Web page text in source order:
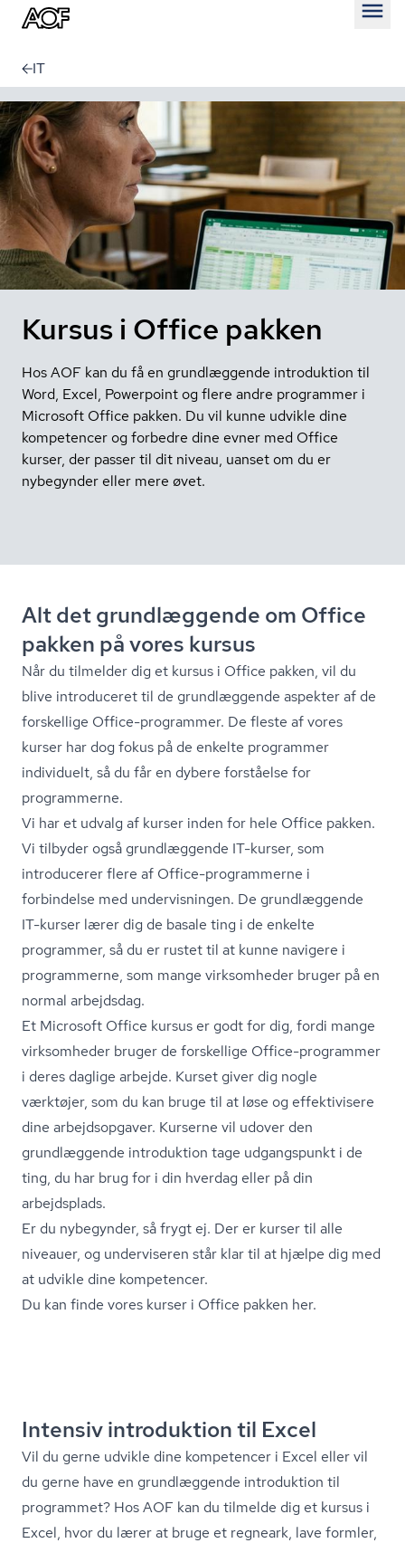
IT
Kursus i Office pakken
Hos AOF kan du få en grundlæggende introduktion til
Word, Excel, Powerpoint og flere andre programmer i
Microsoft Office pakken. Du vil kunne udvikle dine
kompetencer og forbedre dine evner med Office
kurser, der passer til dit niveau, uanset om du er
nybegynder eller mere øvet.
Alt det grundlæggende om Office
pakken på vores kursus
Når du tilmelder dig et kursus i Office pakken, vil du
blive introduceret til de grundlæggende aspekter af de
forskellige Office-programmer. De fleste af vores
kurser har dog fokus på de enkelte programmer
individuelt, så du får en dybere forståelse for
programmerne.
Vi har et udvalg af kurser inden for hele Office pakken.
Vi tilbyder også grundlæggende IT-kurser, som
introducerer flere af Office-programmerne i
forbindelse med undervisningen. De grundlæggende
IT-kurser lærer dig de basale ting i de enkelte
programmer, så du er rustet til at kunne navigere i
programmerne, som mange virksomheder bruger på en
normal arbejdsdag.
Et Microsoft Office kursus er godt for dig, fordi mange
virksomheder bruger de forskellige Office-programmer
i deres daglige arbejde. Kurset giver dig nogle
værktøjer, som du kan bruge til at løse og effektivisere
dine arbejdsopgaver. Kurserne vil udover den
grundlæggende introduktion tage udgangspunkt i de
ting, du har brug for i din hverdag eller på din
arbejdsplads.
Er du nybegynder, så frygt ej. Der er kurser til alle
niveauer, og underviseren står klar til at hjælpe dig med
at udvikle dine kompetencer.
Du kan finde vores kurser i Office pakken her.
Intensiv introduktion til Excel
Vil du gerne udvikle dine kompetencer i Excel eller vil
du gerne have en grundlæggende introduktion til
programmet? Hos AOF kan du tilmelde dig et kursus i
Excel, hvor du lærer at bruge et regneark, lave formler,